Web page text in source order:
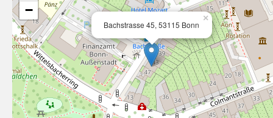
Bachstrasse 45, 53115 Bonn
×
−